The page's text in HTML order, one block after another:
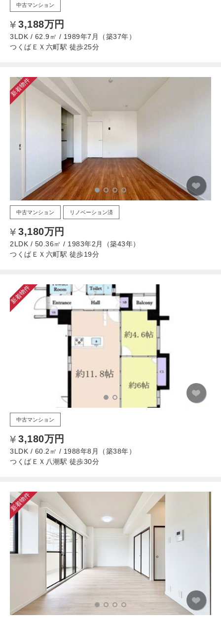
中古マンション
3,188万円
3LDK / 62.9㎡ / 1989年7月（築37年）
つくばＥＸ六町駅 徒歩25分
新着物件
中古マンション リノベーション済
3,180万円
2LDK / 50.36㎡ / 1983年2月（築43年）
つくばＥＸ六町駅 徒歩19分
新着物件
中古マンション
3,180万円
3LDK / 60.2㎡ / 1988年8月（築38年）
つくばＥＸ八潮駅 徒歩30分
新着物件